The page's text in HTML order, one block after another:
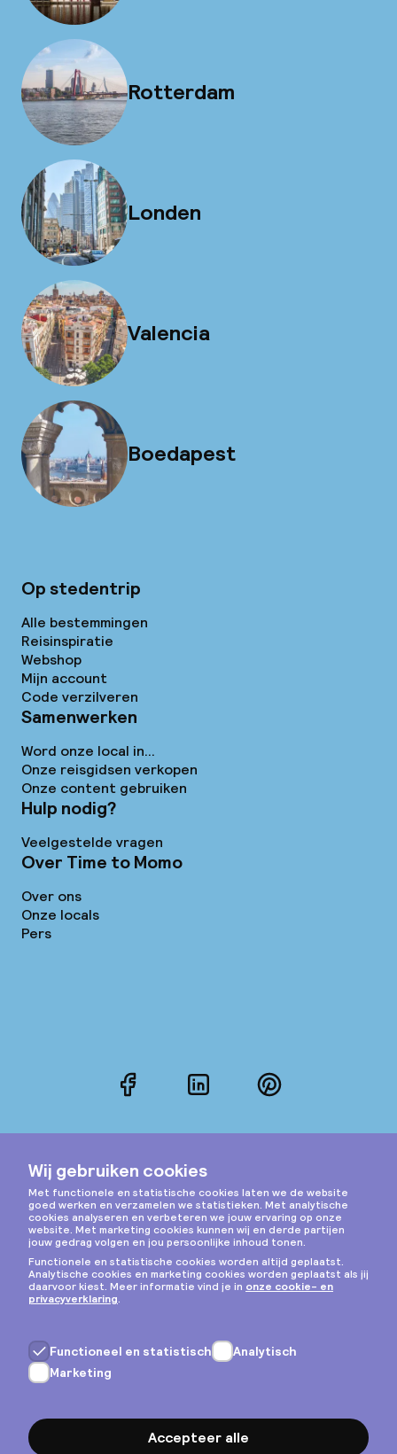
Rotterdam
Londen
Valencia
Boedapest
Op stedentrip
Alle bestemmingen
Reisinspiratie
Webshop
Mijn account
Code verzilveren
Samenwerken
Word onze local in...
Onze reisgidsen verkopen
Onze content gebruiken
Hulp nodig?
Veelgestelde vragen
Over Time to Momo
Over ons
Onze locals
Pers
FacebookLinkedInPinterest
Instagram
Privacy & cookies
Algemene voorwaarden